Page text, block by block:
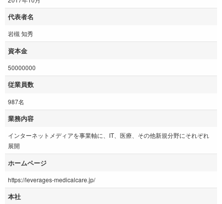
代表者名
岩槻 知秀
資本金
50000000
従業員数
987名
業務内容
インターネットメディアを事業軸に、IT、医療、その他新規分野にそれぞれ
展開
ホームページ
https://leverages-medicalcare.jp/
本社